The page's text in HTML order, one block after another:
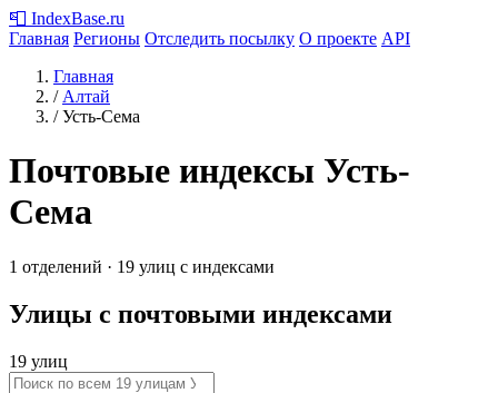
📮 IndexBase.ru
Главная Регионы Отследить посылку О проекте API
Главная
/ Алтай
/ Усть-Сема
Почтовые индексы Усть-
Сема
1 отделений · 19 улиц с индексами
Улицы с почтовыми индексами
19 улиц